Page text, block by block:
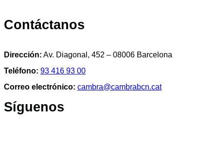
Contáctanos
Dirección: Av. Diagonal, 452 – 08006 Barcelona
Teléfono: 93 416 93 00
Correo electrónico: cambra@cambrabcn.cat
Síguenos